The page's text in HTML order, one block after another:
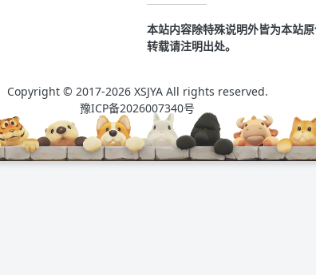
本站内容除特殊说明外皆为本站
转载请注明出处。
Copyright © 2017-2026 XSJYA All rights reserved.
豫ICP备2026007340号